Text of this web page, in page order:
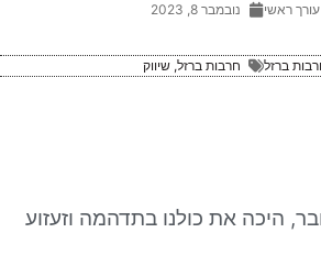
נובמבר 8, 2023
חרבות ברזל, שיווק
היכה את כולנו בתדהמה וזעזוע